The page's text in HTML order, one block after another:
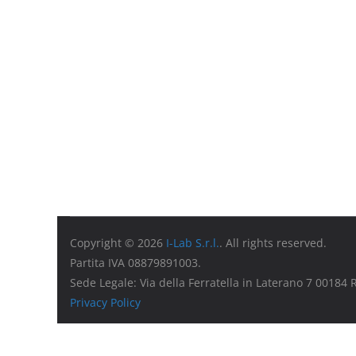
Copyright © 2026 I-Lab S.r.l.. All rights reserved.
Partita IVA 08879891003.
Sede Legale: Via della Ferratella in Laterano 7 00184
Privacy Policy